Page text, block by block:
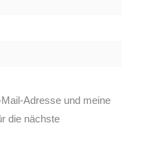
Adresse und meine
die nächste